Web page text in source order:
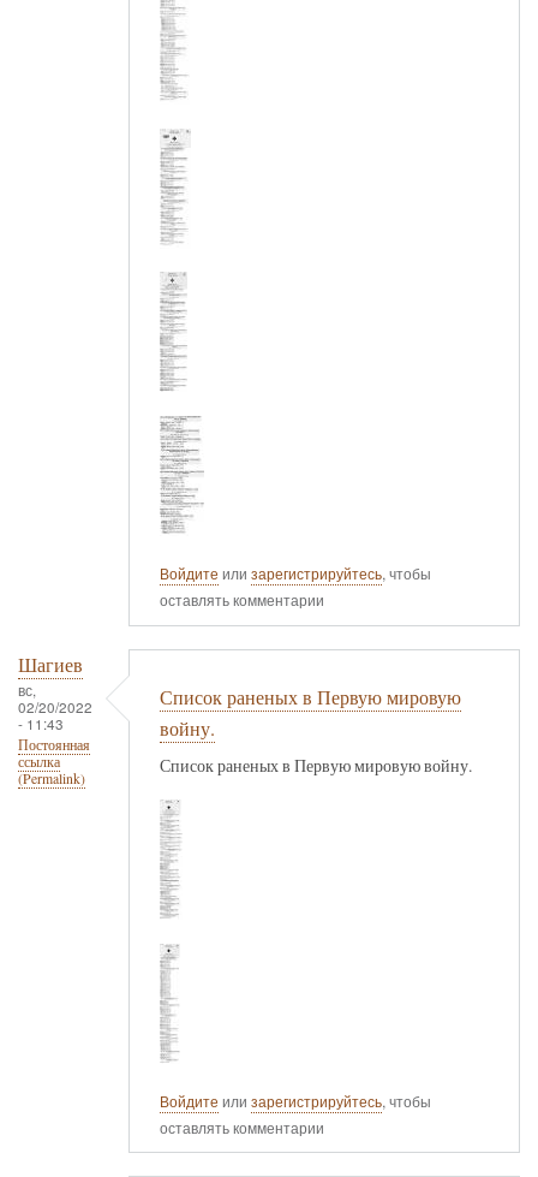
Войдите или зарегистрируйтесь, чтобы
оставлять комментарии
Шагиев
вс,
02/20/2022
- 11:43
Постоянная
ссылка
(Permalink)
Список раненых в Первую мировую
войну.
Список раненых в Первую мировую войну.
Войдите или зарегистрируйтесь, чтобы
оставлять комментарии